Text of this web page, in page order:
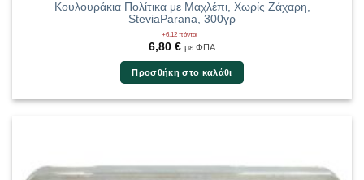
Κουλουράκια Πολίτικα με Μαχλέπι, Χωρίς Ζάχαρη,
SteviaParana, 300γρ
+6,12 πόντοι
6,80 € με ΦΠΑ
Προσθήκη στο καλάθι